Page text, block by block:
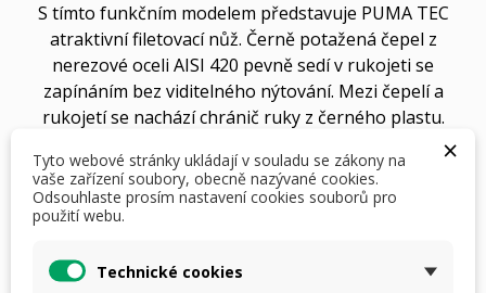
S tímto funkčním modelem představuje PUMA TEC
atraktivní filetovací nůž. Černě potažená čepel z
nerezové oceli AISI 420 pevně sedí v rukojeti se
zapínáním bez viditelného nýtování. Mezi čepelí a
rukojetí se nachází chránič ruky z černého plastu.
Protiskluzová rukojeť z šedozeleného měkkého plastu
nabízí bezpečný úchop při práci i mokrýma nebo
studenýma rukama. Obsahuje černý plastový chránič
čepele s větracími otvory na obou stranách a otvorem
×
Tyto webové stránky ukládají v souladu se zákony na
vaše zařízení soubory, obecně nazývané cookies.
Odsouhlaste prosím nastavení cookies souborů pro
použití webu.
Technické cookies